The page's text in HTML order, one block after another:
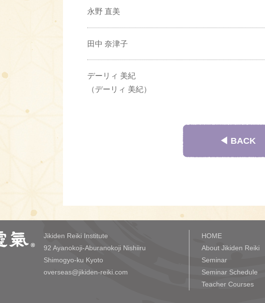
永野 直美
田中 奈津子
デーリィ 美紀
（デーリィ 美紀）
◀︎ BACK
Jikiden Reiki Institute
92 Ayanokoji-Aburanokoji Nishiiru
Shimogyo-ku Kyoto
overseas@jikiden-reiki.com
HOME
About Jikiden Reiki
Seminar
Seminar Schedule
Teacher Courses